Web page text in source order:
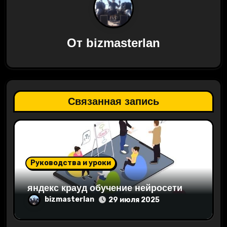
о
з
п
и
я
От bizmasterlan
Связанная запись
Руководства и уроки
яндекс крауд обучение нейросети
bizmasterlan 29 июля 2025